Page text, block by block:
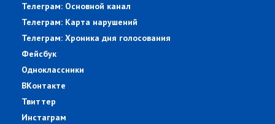
Телеграм: Основной канал
Телеграм: Карта нарушений
Телеграм: Хроника дня голосования
Фейсбук
Одноклассники
ВКонтакте
Твиттер
Инстаграм